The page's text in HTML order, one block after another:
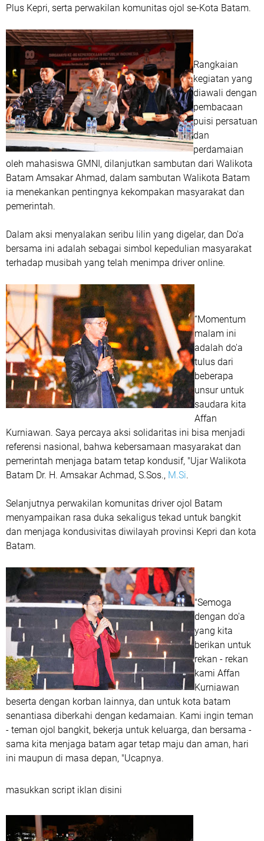
Plus Kepri, serta perwakilan komunitas ojol se-Kota Batam.
Rangkaian
kegiatan yang
diawali dengan
pembacaan
puisi persatuan
dan
perdamaian
oleh mahasiswa GMNI, dilanjutkan sambutan dari Walikota
Batam Amsakar Ahmad, dalam sambutan Walikota Batam
ia menekankan pentingnya kekompakan masyarakat dan
pemerintah.
Dalam aksi menyalakan seribu lilin yang digelar, dan Do'a
bersama ini adalah sebagai simbol kepedulian masyarakat
terhadap musibah yang telah menimpa driver online.
“Momentum
malam ini
adalah do'a
tulus dari
beberapa
unsur untuk
saudara kita
Affan
Kurniawan. Saya percaya aksi solidaritas ini bisa menjadi
referensi nasional, bahwa kebersamaan masyarakat dan
pemerintah menjaga batam tetap kondusif, "Ujar Walikota
Batam Dr. H. Amsakar Achmad, S.Sos., M.Si.
Selanjutnya perwakilan komunitas driver ojol Batam
menyampaikan rasa duka sekaligus tekad untuk bangkit
dan menjaga kondusivitas diwilayah provinsi Kepri dan kota
Batam.
"Semoga
dengan do'a
yang kita
berikan untuk
rekan - rekan
kami Affan
Kurniawan
beserta dengan korban lainnya, dan untuk kota batam
senantiasa diberkahi dengan kedamaian. Kami ingin teman
- teman ojol bangkit, bekerja untuk keluarga, dan bersama -
sama kita menjaga batam agar tetap maju dan aman, hari
ini maupun di masa depan, "Ucapnya.
masukkan script iklan disini